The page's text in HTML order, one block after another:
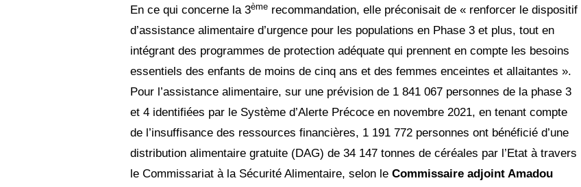
En ce qui concerne la 3èmerecommandation, elle préconisait de « renforcer le dispositif
d’assistance alimentaire d’urgence pour les populations en Phase 3 et plus, tout en
intégrant des programmes de protection adéquate qui prennent en compte les besoins
essentiels des enfants de moins de cinq ans et des femmes enceintes et allaitantes ».
Pour l’assistance alimentaire, sur une prévision de 1 841 067 personnes de la phase 3
et 4 identifiées par le Système d’Alerte Précoce en novembre 2021, en tenant compte
de l’insuffisance des ressources financières, 1 191 772 personnes ont bénéficié d’une
distribution alimentaire gratuite (DAG) de 34 147 tonnes de céréales par l’Etat à travers
le Commissariat à la Sécurité Alimentaire, selon le Commissaire adjoint Amadou